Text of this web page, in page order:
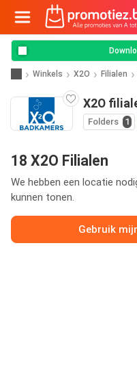
Winkels X2O Filialen
X2O
Folders 1
18 X2O Filialen
We hebben een locatie
kunnen tonen.
Gebruik